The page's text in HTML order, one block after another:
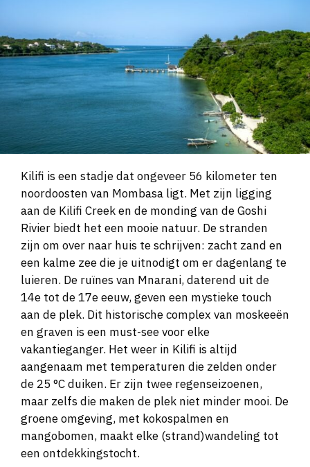
Kilifi is een stadje dat ongeveer 56 kilometer ten
noordoosten van Mombasa ligt. Met zijn ligging
aan de Kilifi Creek en de monding van de Goshi
Rivier biedt het een mooie natuur. De stranden
zijn om over naar huis te schrijven: zacht zand en
een kalme zee die je uitnodigt om er dagenlang te
luieren. De ruïnes van Mnarani, daterend uit de
14e tot de 17e eeuw, geven een mystieke touch
aan de plek. Dit historische complex van moskeeën
en graven is een must-see voor elke
vakantieganger. Het weer in Kilifi is altijd
aangenaam met temperaturen die zelden onder
de 25 °C duiken. Er zijn twee regenseizoenen,
maar zelfs die maken de plek niet minder mooi. De
groene omgeving, met kokospalmen en
mangobomen, maakt elke (strand)wandeling tot
een ontdekkingstocht.